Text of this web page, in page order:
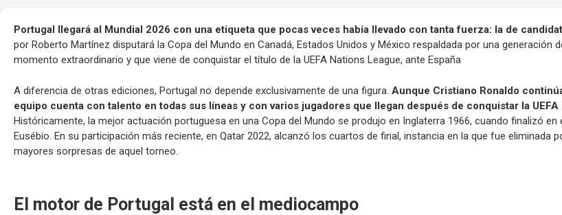
Portugal llegará al Mundial 2026 con una etiqueta que pocas veces había llevado con tanta fuerza: la de
por Roberto Martínez disputará la Copa del Mundo en Canadá, Estados Unidos y México respaldada por una generación
momento extraordinario y que viene de conquistar el título de la UEFA Nations League, ante España
A diferencia de otras ediciones, Portugal no depende exclusivamente de una figura. Aunque Cristiano Ronaldo
equipo cuenta con talento en todas sus líneas y con varios jugadores que llegan después de conquistar la UEFA
Históricamente, la mejor actuación portuguesa en una Copa del Mundo se produjo en Inglaterra 1966, cuando finalizó en
Eusébio. En su participación más reciente, en Qatar 2022, alcanzó los cuartos de final, instancia en la que fue eliminada
mayores sorpresas de aquel torneo.
El motor de Portugal está en el mediocampo